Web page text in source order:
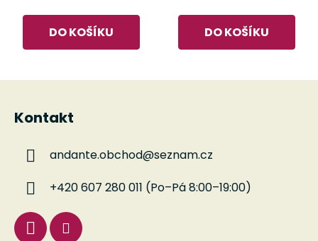
DO KOŠÍKU DO KOŠÍKU
Z
Kontakt
andante.obchod@seznam.cz
+420 607 280 011 (Po–Pá 8:00–19:00)